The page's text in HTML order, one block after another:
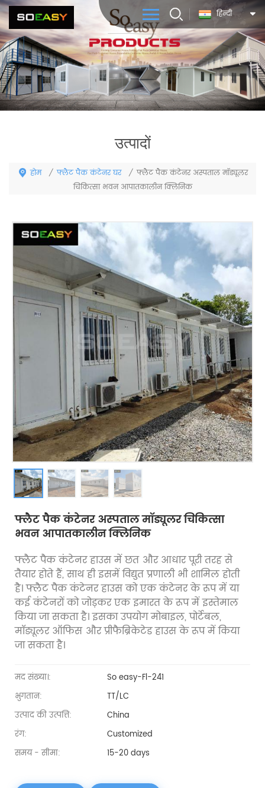
हिन्दी
उत्पादों
होम / फ्लैट पैक कंटेनर घर / फ्लैट पैक कंटेनर अस्पताल मॉड्यूलर
चिकित्सा भवन आपातकालीन क्लिनिक
फ्लैट पैक कंटेनर अस्पताल मॉड्यूलर चिकित्सा
भवन आपातकालीन क्लिनिक
फ्लैट पैक कंटेनर हाउस में छत और आधार पूरी तरह से
तैयार होते हैं, साथ ही इसमें विद्युत प्रणाली भी शामिल होती
है। फ्लैट पैक कंटेनर हाउस को एक कंटेनर के रूप में या
कई कंटेनरों को जोड़कर एक इमारत के रूप में इस्तेमाल
किया जा सकता है। इसका उपयोग मोबाइल, पोर्टेबल,
मॉड्यूलर ऑफिस और प्रीफैब्रिकेटेड हाउस के रूप में किया
जा सकता है।
मद संख्या।:
So easy-Fl-241
भुगतान:
TT/LC
उत्पाद की उत्पत्ति:
China
रंग:
Customized
समय - सीमा:
15-20 days